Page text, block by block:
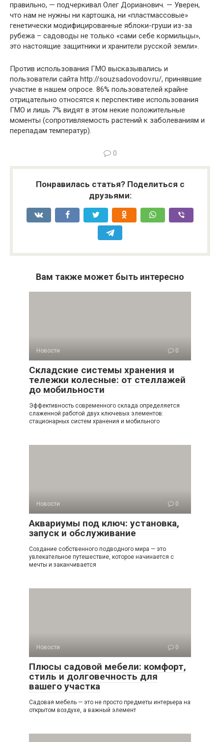
правильно, — подчеркивал Олег Дорианович. — Уверен,
что нам не нужны ни картошка, ни «пластмассовые»
генетически модифицированные яблоки-груши из-за
рубежа – садоводы не только «сами себе кормильцы»,
это настоящие защитники и хранители русской земли».
Против использования ГМО высказывались и
пользователи сайта http://souzsadovodov.ru/, принявшие
участие в нашем опросе. 86% пользователей крайне
отрицательно относятся к перспективе использования
ГМО и лишь 7% видят в этом некие положительные
моменты (сопротивляемость растений к заболеваниям и
перепадам температур).
0
Понравилась статья? Поделиться с
друзьями:
Вам также может быть интересно
Новости 0
Складские системы хранения и
тележки колесные: от стеллажей
до мобильности
Эффективность современного склада определяется
слаженной работой двух ключевых элементов:
стационарных систем хранения и мобильного
Новости 0
Аквариумы под ключ: установка,
запуск и обслуживание
Создание собственного подводного мира — это
увлекательное путешествие, которое начинается с
мечты и заканчивается
Новости 0
Плюсы садовой мебели: комфорт,
стиль и долговечность для
вашего участка
Садовая мебель — это не просто предметы интерьера на
открытом воздухе, а важный элемент